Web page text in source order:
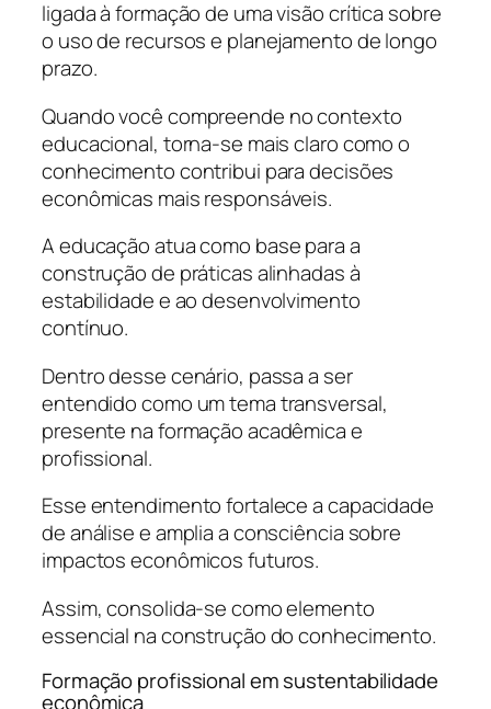
ligada à formação de uma visão crítica sobre
o uso de recursos e planejamento de longo
prazo.
Quando você compreende no contexto
educacional, torna-se mais claro como o
conhecimento contribui para decisões
econômicas mais responsáveis.
A educação atua como base para a
construção de práticas alinhadas à
estabilidade e ao desenvolvimento
contínuo.
Dentro desse cenário, passa a ser
entendido como um tema transversal,
presente na formação acadêmica e
profissional.
Esse entendimento fortalece a capacidade
de análise e amplia a consciência sobre
impactos econômicos futuros.
Assim, consolida-se como elemento
essencial na construção do conhecimento.
Formação profissional em sustentabilidade
econômica